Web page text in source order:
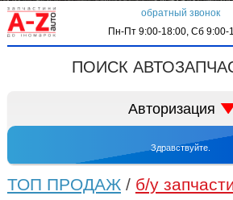
обратный звонок
Пн-Пт 9:00-18:00, Сб 9:00-
О компании
Контактная информация
ПОИСК
Авторизация
Здравствуйте.
ТОП ПРОДАЖ/ б/у